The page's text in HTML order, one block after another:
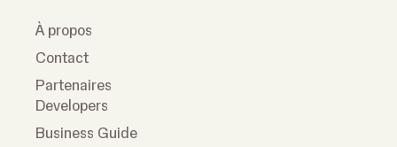
À propos
Contact
Partenaires
Developers
Business Guide